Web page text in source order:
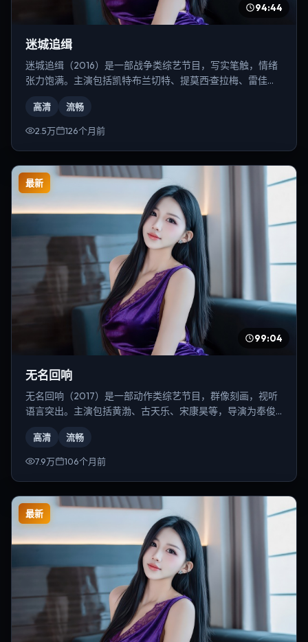
94:44
迷城追缉
迷城追缉（2016）是一部战争类综艺节目，写实笔触，情绪
张力饱满。主演包括凯特·布兰切特、提莫西·查拉梅、雷佳音
高清 流畅
2.5万 126个月前
最新
99:04
无名回响
无名回响（2017）是一部动作类综艺节目，群像刻画，视听
语言突出。主演包括黄渤、古天乐、宋康昊等，导演为奉俊
高清 流畅
7.9万 106个月前
最新